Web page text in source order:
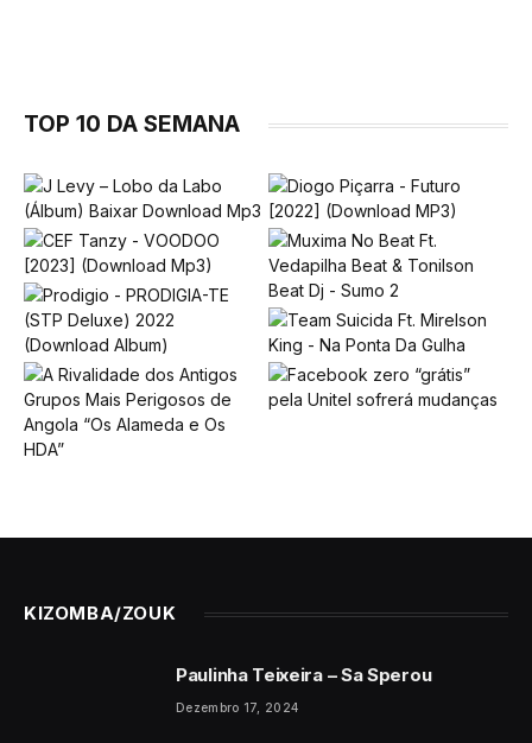
TOP 10 DA SEMANA
KIZOMBA/ZOUK
Paulinha Teixeira – Sa Sperou
Dezembro 17, 2024